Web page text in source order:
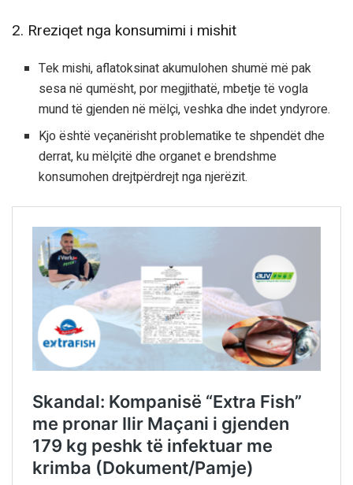
2. Rreziqet nga konsumimi i mishit
Tek mishi, aflatoksinat akumulohen shumë më pak
sesa në qumësht, por megjithatë, mbetje të vogla
mund të gjenden në mëlçi, veshka dhe indet yndyrore.
Kjo është veçanërisht problematike te shpendët dhe
derrat, ku mëlçitë dhe organet e brendshme
konsumohen drejtpërdrejt nga njerëzit.